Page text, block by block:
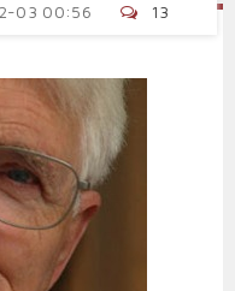
03 00:56 13